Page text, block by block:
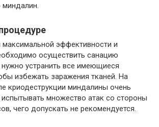
миндалин.
эффективности и
осуществить санацию
нужно устранить все имеющиеся
избежать заражения тканей. На
криодеструкции миндалины очень
множество атак со стороны
чего допускать не рекомендуется.